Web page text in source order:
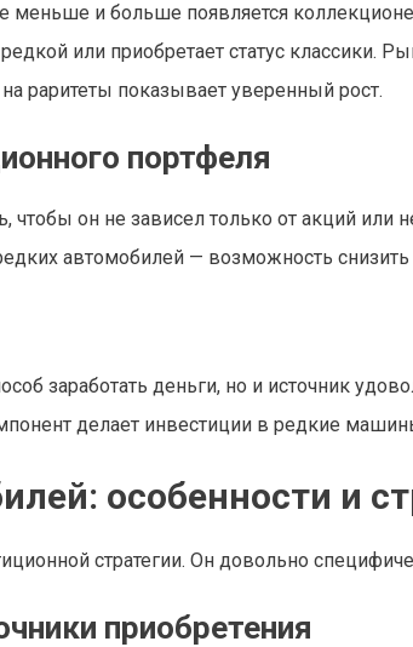
меньше и больше появляется
или приобретает статус классики.
раритеты показывает уверенный рост.
портфеля
чтобы он не зависел только от акций или
автомобилей — возможность снизить
заработать деньги, но и источник
делает инвестиции в редкие
особенности и
стратегии. Он довольно
приобретения